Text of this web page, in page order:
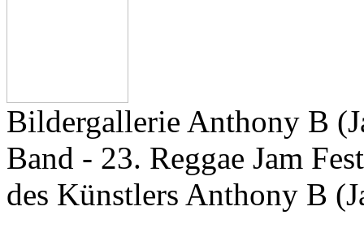
Bildergallerie Anthony B
Band - 23. Reggae Jam
des Künstlers Anthony B